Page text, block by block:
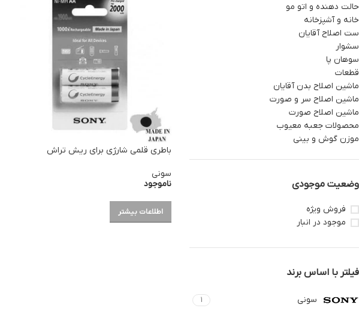
حالت دهنده و اتو مو
خانه و آشپزخانه
ست اصلاح آقایان
سشوار
سوهان پا
قطعات
ماشین اصلاح بدن آقایان
ماشین اصلاح سر و صورت
ماشین اصلاح صورت
محصولات جعبه معیوب
موزن گوش و بینی
وضعیت موجودی
فروش ویژه
موجود در انبار
فیلتر با اساس برند
سونی 1
باطری قلمی شارژی برای ریش تراش
سونی
ناموجود
اطلاعات بیشتر